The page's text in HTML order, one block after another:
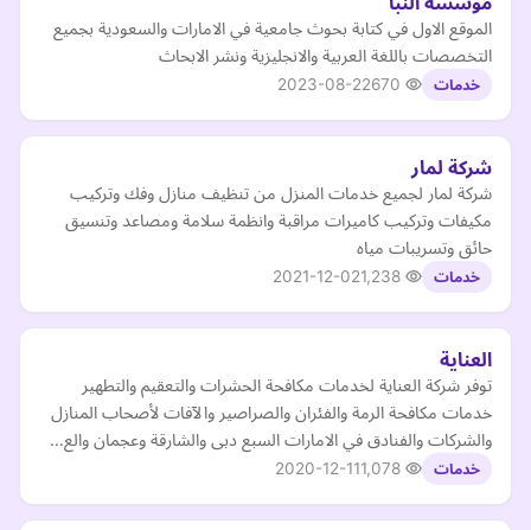
الموقع الاول في كتابة بحوث جامعية في الامارات والسعودية بجميع
التخصصات باللغة العربية والانجليزية ونشر الابحاث
خدمات 2023-08-22
شركة لمار
شركة لمار لجميع خدمات المنزل من تنظيف منازل وفك وتركيب
مكيفات وتركيب كاميرات مراقبة وانظمة سلامة ومصاعد وتنسيق
حائق وتسريبات مياه
خدمات 2021-12-02
العناية
توفر شركة العناية لخدمات مكافحة الحشرات والتعقيم والتطهير
خدمات مكافحة الرمة والفئران والصراصير والآفات لأصحاب المنازل
والشركات والفنادق في الامارات السبع دبى والشارقة وعجمان والع…
خدمات 2020-12-11